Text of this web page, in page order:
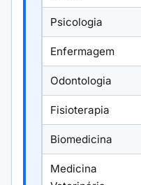
Psicologia
Enfermagem
Odontologia
Fisioterapia
Biomedicina
Medicina